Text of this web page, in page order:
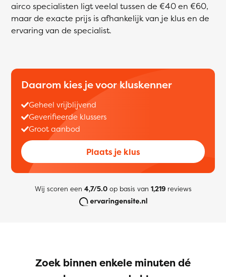
airco specialisten ligt veelal tussen de €40 en €60,
maar de exacte prijs is afhankelijk van je klus en de
ervaring van de specialist.
Daarom kies je voor kluskenner
Geheel vrijblijvend
Geverifieerde klussers
Groot aanbod
Plaats je klus
Wij scoren een 4,7/5.0op basis van 1,219reviews
Zoek binnen enkele minuten dé